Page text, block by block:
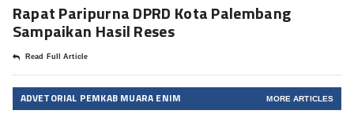
Rapat Paripurna DPRD Kota Palembang
Sampaikan Hasil Reses
Read Full Article
ADVETORIAL PEMKAB MUARA ENIM MORE ARTICLES